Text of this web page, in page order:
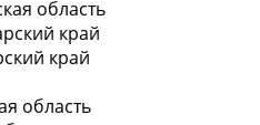
область
край
край
область